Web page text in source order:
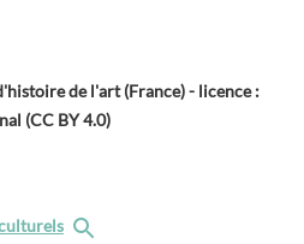
de l'art (France) - licence :
(CC BY 4.0)